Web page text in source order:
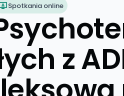
Spotkania online
z